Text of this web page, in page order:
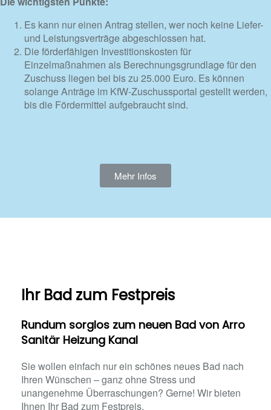
Es kann nur einen Antrag stellen, wer noch keine Liefer-
und Leistungsverträge abgeschlossen hat.
Die förderfähigen Investitionskosten für
Einzelmaßnahmen als Berechnungsgrundlage für den
Zuschuss liegen bei bis zu 25.000 Euro. Es können
solange Anträge im KfW-Zuschussportal gestellt werden,
bis die Fördermittel aufgebraucht sind.
Mehr Infos
Ihr Bad zum Festpreis
Rundum sorglos zum neuen Bad von Arro
Sanitär Heizung Kanal
Sie wollen einfach nur ein schönes neues Bad nach
Ihren Wünschen – ganz ohne Stress und
unangenehme Überraschungen? Gerne! Wir bieten
Ihnen Ihr Bad zum Festpreis.